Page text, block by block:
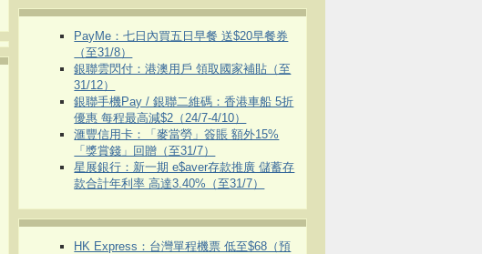
PayMe：七日內買五日早餐 送$20早餐券
（至31/8）
銀聯雲閃付：港澳用戶 領取國家補貼（至
31/12）
銀聯手機Pay / 銀聯二維碼：香港車船 5折
優惠 每程最高減$2（24/7-4/10）
滙豐信用卡：「麥當勞」簽賬 額外15%
「獎賞錢」回贈（至31/7）
星展銀行：新一期 e$aver存款推廣 儲蓄存
款合計年利率 高達3.40%（至31/7）
HK Express：台灣單程機票 低至$68（預